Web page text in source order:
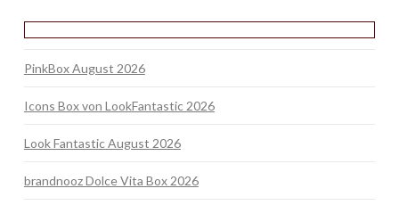
PinkBox August 2026
Icons Box von LookFantastic 2026
Look Fantastic August 2026
brandnooz Dolce Vita Box 2026